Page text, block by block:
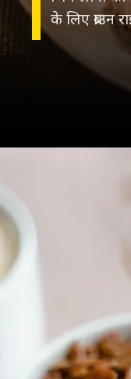
के लिए ब्राउन